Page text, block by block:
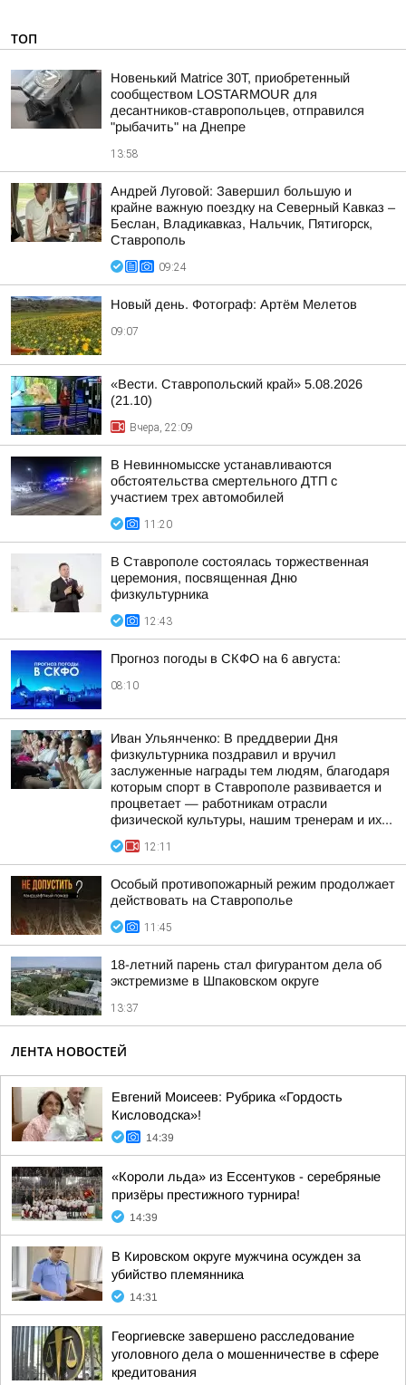
ТОП
Новенький Matrice 30T, приобретенный
сообществом LOSTARMOUR для
десантников-ставропольцев, отправился
"рыбачить" на Днепре
13:58
Андрей Луговой: Завершил большую и
крайне важную поездку на Северный Кавказ –
Беслан, Владикавказ, Нальчик, Пятигорск,
Ставрополь
09:24
Новый день. Фотограф: Артём Мелетов
09:07
«Вести. Ставропольский край» 5.08.2026
(21.10)
Вчера, 22:09
В Невинномысске устанавливаются
обстоятельства смертельного ДТП с
участием трех автомобилей
11:20
В Ставрополе состоялась торжественная
церемония, посвященная Дню
физкультурника
12:43
Прогноз погоды в СКФО на 6 августа:
08:10
Иван Ульянченко: В преддверии Дня
физкультурника поздравил и вручил
заслуженные награды тем людям, благодаря
которым спорт в Ставрополе развивается и
процветает — работникам отрасли
физической культуры, нашим тренерам и их...
12:11
Особый противопожарный режим продолжает
действовать на Ставрополье
11:45
18-летний парень стал фигурантом дела об
экстремизме в Шпаковском округе
13:37
ЛЕНТА НОВОСТЕЙ
Евгений Моисеев: Рубрика «Гордость
Кисловодска»!
14:39
«Короли льда» из Ессентуков - серебряные
призёры престижного турнира!
14:39
В Кировском округе мужчина осужден за
убийство племянника
14:31
Георгиевске завершено расследование
уголовного дела о мошенничестве в сфере
кредитования